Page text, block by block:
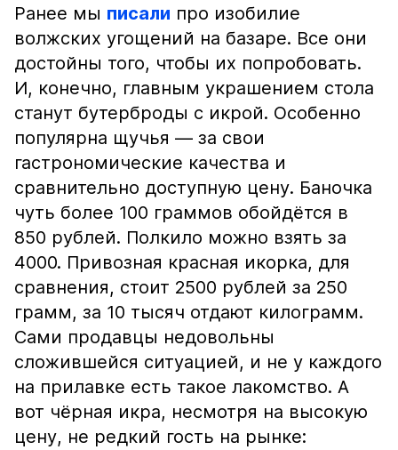
Ранее мы писали про изобилие
волжских угощений на базаре. Все они
достойны того, чтобы их попробовать.
И, конечно, главным украшением стола
станут бутерброды с икрой. Особенно
популярна щучья — за свои
гастрономические качества и
сравнительно доступную цену. Баночка
чуть более 100 граммов обойдётся в
850 рублей. Полкило можно взять за
4000. Привозная красная икорка, для
сравнения, стоит 2500 рублей за 250
грамм, за 10 тысяч отдают килограмм.
Сами продавцы недовольны
сложившейся ситуацией, и не у каждого
на прилавке есть такое лакомство. А
вот чёрная икра, несмотря на высокую
цену, не редкий гость на рынке: